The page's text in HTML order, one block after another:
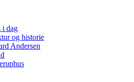
i dag
og historie
Andersen